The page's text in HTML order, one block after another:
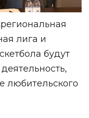
лига и
будут
любительского